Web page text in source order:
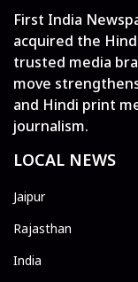
First India
acquired the
trusted media
move
and Hindi print
journalism.
LOCAL NEWS
Jaipur
Rajasthan
India